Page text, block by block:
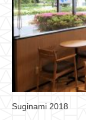
Suginami 2018